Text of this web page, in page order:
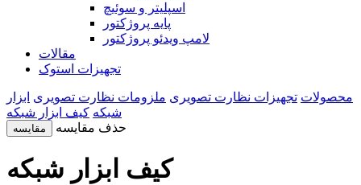
اسپلیتر و سوئیچ
پایه پروژکتور
لامپ ویدئو پروژکتور
مقالات
تجهیزات استوک
محصولات تجهیزات نظارت تصویری ملزومات نظارت تصویری ابزار
شبکه کیف ابزار شبکه
مقایسه حذف مقایسه
کیف ابزار شبکه